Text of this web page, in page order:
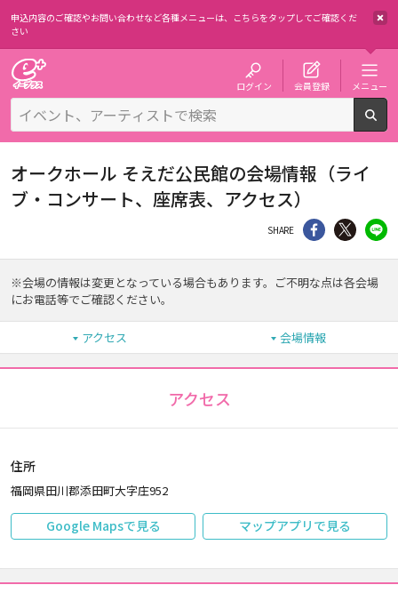
申込内容のご確認やお問い合わせなど各種メニューは、 こちらをタップしてご確認くだ
さい
ログイン 会員登録 メニュー
オークホール そえだ公民館の会場情報（ライ
ブ・コンサート、座席表、アクセス）
SHARE シェア Twitter
※会場の情報は変更となっている場合もあります。ご不明な点は各会場
にお電話等でご確認ください。
アクセス 会場情報
アクセス
住所
福岡県田川郡添田町大字庄952
Google Mapsで見る マップアプリで見る